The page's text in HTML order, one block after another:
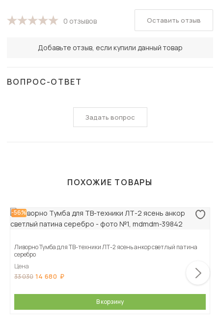
0 отзывов
Добавьте отзыв, если купили данный товар
Оставить отзыв
ВОПРОС-ОТВЕТ
Задать вопрос
ПОХОЖИЕ ТОВАРЫ
-56%
Ливорно Тумба для ТВ-техники ЛТ-2 ясень анкор светлый патина
серебро
Цена
33 030 14 680
В корзину